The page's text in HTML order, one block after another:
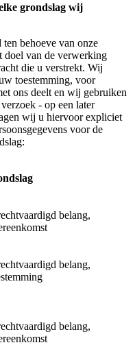
grondslag wij
behoeve van onze
doel van de verwerking
die u verstrekt. Wij
toestemming, voor
ons deelt en wij gebruiken
- op een later
wij u hiervoor expliciet
voor de
belang,
belang,
belang,